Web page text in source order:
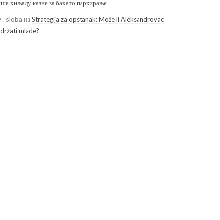
хиљаду казне за бахато паркирање
sloba наStrategija za opstanak: Može li Aleksandrovac
mlade?